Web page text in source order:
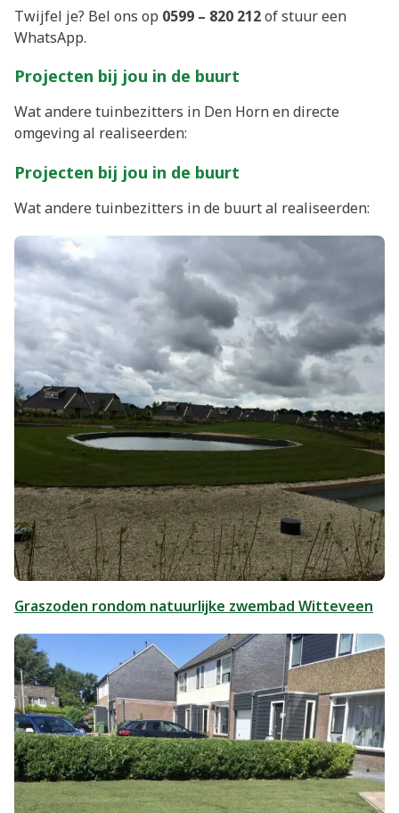
Twijfel je? Bel ons op 0599 – 820 212of stuur een
WhatsApp.
Projecten bij jou in de buurt
Wat andere tuinbezitters in Den Horn en directe
omgeving al realiseerden:
Projecten bij jou in de buurt
Wat andere tuinbezitters in de buurt al realiseerden:
Graszoden rondom natuurlijke zwembad Witteveen